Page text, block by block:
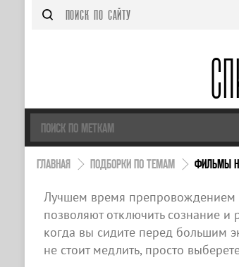
ГЛАВНАЯ ПОДБОРКИ ПО ТЕМАМ ФИЛЬМЫ
Лучшем время препровождением
позволяют отключить сознание и
когда вы сидите перед большим
не стоит медлить, просто